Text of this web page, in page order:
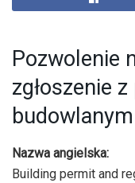
Pozwolenie
zgłoszenie
budowlanym
Nazwa angielska:
Building permit and